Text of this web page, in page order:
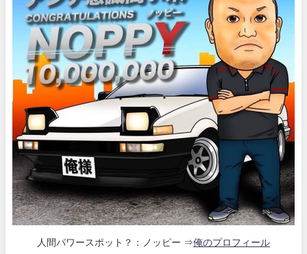
人間パワースポット？：ノッピー ⇒俺のプロフィール